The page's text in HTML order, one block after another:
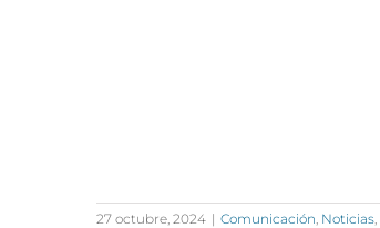
27 octubre, 2024 | Comunicación, Noticias,